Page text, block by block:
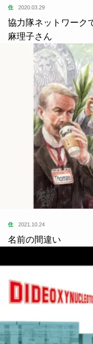
住 2020.03.29
協力隊ネットワーク
麻理子さん
住 2021.10.24
名前の間違い